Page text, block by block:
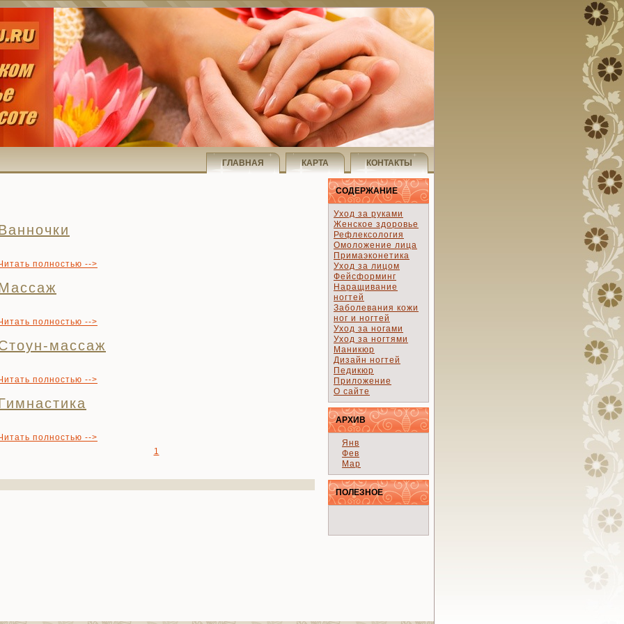
ГЛАВНАЯ КАРТА КОНТАКТЫ
полностью -->
полностью -->
массаж
полностью -->
полностью -->
1
СОДЕРЖАНИЕ
Уход за руками
Женское здоровье
Рефлексология
Омоложение лица
Примаэконетика
Уход за лицом
Фейсформинг
Наращивание
ногтей
Заболевания кожи
ног и ногтей
Уход за ногами
Уход за ногтями
Маникюр
Дизайн ногтей
Педикюр
Приложение
О сайте
АРХИВ
Янв
Фев
Мар
ПОЛЕЗНОЕ